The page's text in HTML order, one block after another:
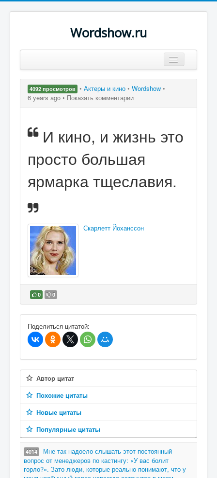
Wordshow.ru
Популярные цитаты
Поиск
4092 просмотров • Актеры и кино • Wordshow •
6 years ago • Показать комментарии
И кино, и жизнь это
просто большая
ярмарка тщеславия.
Скарлетт Йоханссон
0 0
В избранное
Поделиться цитатой:
Автор цитат
Похожие цитаты
Новые цитаты
Популярные цитаты
4014
Мне так надоело слышать этот постоянный
вопрос от менеджеров по кастингу: «У вас болит
горло?». Зато люди, которые реально понимают, что у